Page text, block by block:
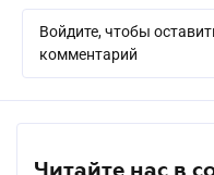
Войдите, чтобы
комментарий
Читайте нас в